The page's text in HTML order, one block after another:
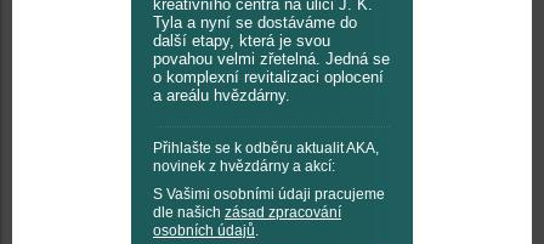
kreativního centra na ulici J. K.
Tyla a nyní se dostáváme do
další etapy, která je svou
povahou velmi zřetelná. Jedná se
o komplexní revitalizaci oplocení
a areálu hvězdárny.
Přihlašte se k odběru aktualit AKA,
novinek z hvězdárny a akcí:
S Vašimi osobními údaji pracujeme
dle našich zásad zpracování
osobních údajů.